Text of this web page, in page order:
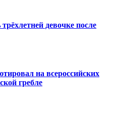
девочке после
на всероссийских
гребле